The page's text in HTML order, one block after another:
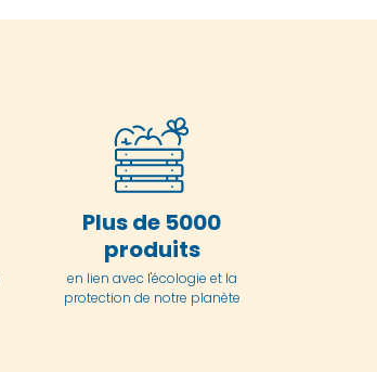
Plus de 5000
produits
en lien avec l'écologie et la
protection de notre planète